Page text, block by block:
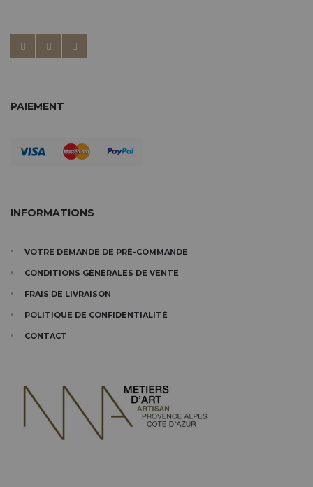
PAIEMENT
INFORMATIONS
VOTRE DEMANDE DE PRÉ-COMMANDE
CONDITIONS GÉNÉRALES DE VENTE
FRAIS DE LIVRAISON
POLITIQUE DE CONFIDENTIALITÉ
CONTACT